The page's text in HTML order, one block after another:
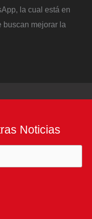
la cual está en
buscan mejorar la
Noticias